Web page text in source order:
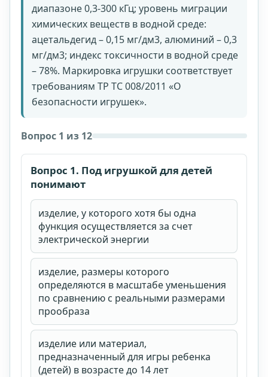
Стоимость доступа: 1999 рублей.Доступ на 90
календарных дней.
Email для личного кабинета
Принимаюпубличную оферту,правила возвратаи
условия доступа.
Согласен на обработку персональных данных и
ознакомлен ссогласиемиполитикой обработки
Купить доступ
диапазоне 0,3-300 кГц; уровень миграции
химических веществ в водной среде:
ацетальдегид – 0,15 мг/дм3, алюминий – 0,3
мг/дм3; индекс токсичности в водной среде
– 78%. Маркировка игрушки соответствует
требованиям ТР ТС 008/2011 «О
безопасности игрушек».
Вопрос 1 из 12
Вопрос 1. Под игрушкой для детей
понимают
изделие, у которого хотя бы одна
функция осуществляется за счет
электрической энергии
изделие, размеры которого
определяются в масштабе уменьшения
по сравнению с реальными размерами
прообраза
изделие или материал,
предназначенный для игры ребенка
(детей) в возрасте до 14 лет